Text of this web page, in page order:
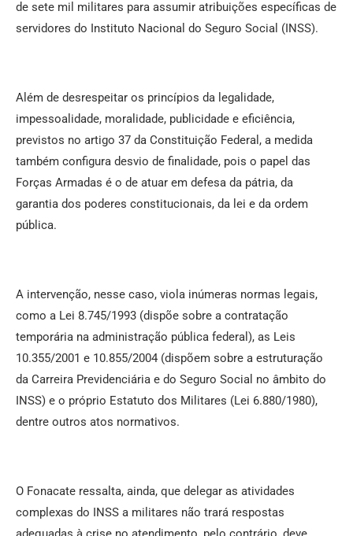
de sete mil militares para assumir atribuições específicas de
servidores do Instituto Nacional do Seguro Social (INSS).
Além de desrespeitar os princípios da legalidade,
impessoalidade, moralidade, publicidade e eficiência,
previstos no artigo 37 da Constituição Federal, a medida
também configura desvio de finalidade, pois o papel das
Forças Armadas é o de atuar em defesa da pátria, da
garantia dos poderes constitucionais, da lei e da ordem
pública.
A intervenção, nesse caso, viola inúmeras normas legais,
como a Lei 8.745/1993 (dispõe sobre a contratação
temporária na administração pública federal), as Leis
10.355/2001 e 10.855/2004 (dispõem sobre a estruturação
da Carreira Previdenciária e do Seguro Social no âmbito do
INSS) e o próprio Estatuto dos Militares (Lei 6.880/1980),
dentre outros atos normativos.
O Fonacate ressalta, ainda, que delegar as atividades
complexas do INSS a militares não trará respostas